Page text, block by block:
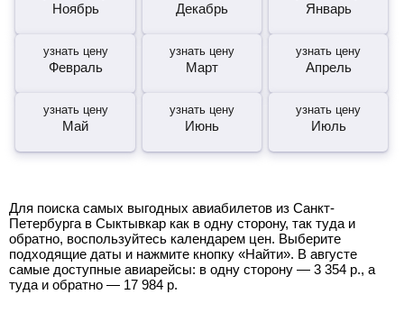
Ноябрь Декабрь Январь
узнать цену
Февраль
узнать цену
Март
узнать цену
Апрель
узнать цену
Май
узнать цену
Июнь
узнать цену
Июль
Для поиска самых выгодных авиабилетов из Санкт-
Петербурга в Сыктывкар как в одну сторону, так туда и
обратно, воспользуйтесь календарем цен. Выберите
подходящие даты и нажмите кнопку «Найти». В августе
самые доступные авиарейсы: в одну сторону — 3 354 р., а
туда и обратно — 17 984 р.